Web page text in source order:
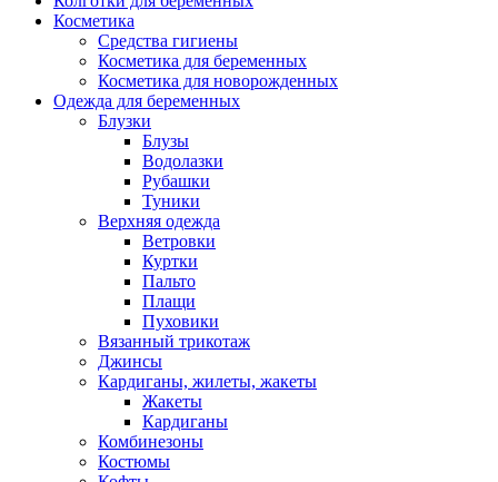
Косметика
Cредства гигиены
Косметика для беременных
Косметика для новорожденных
Одежда для беременных
Блузки
Блузы
Водолазки
Рубашки
Туники
Верхняя одежда
Ветровки
Куртки
Пальто
Плащи
Пуховики
Вязанный трикотаж
Джинсы
Кардиганы, жилеты, жакеты
Жакеты
Кардиганы
Комбинезоны
Костюмы